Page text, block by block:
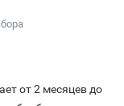
от 2 месяцев до